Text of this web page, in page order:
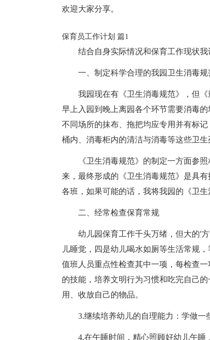
欢迎大家分享。
保育员工作计划 篇1
结合自身实际情况和保育工作现状
一、制定科学合理的我园卫生消毒规
我园现在有《卫生消毒规范》，但
早上入园到晚上离园各个环节需要消毒
不同场所的抹布、拖把均应专用并有标
桶内、消毒柜内的清洁与消毒等这些卫生
《卫生消毒规范》的制定一方面参
来，最终形成的《卫生消毒规范》是具
各班，如果可能的话，我将我园的《卫
二、经常检查保育常规
幼儿园保育工作千头万绪，但大的'
儿睡觉，四是幼儿喝水如厕等生活常规
值班人员重点性检查其中一项，每检查
的技能，培养文明行为习惯和吃完自己
用、收放自己的物品。
3.继续培养幼儿的自理能力：学做一
4.在午睡时间，精心照顾好幼儿午